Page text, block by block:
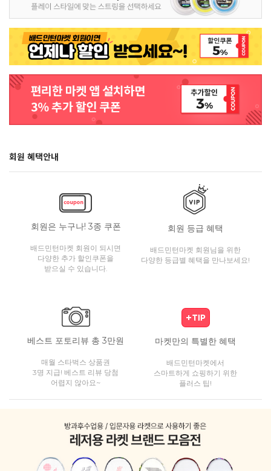
회원 혜택안내
회원은 누구나! 3종 쿠폰
배드민턴마켓 회원이 되시면
다양한 추가 할인쿠폰을
받으실 수 있습니다.
회원 등급 혜택
배드민턴마켓 회원님을 위한
다양한 등급별 혜택을 만나보세요!
베스트 포토리뷰 총 3만원
매월 스타벅스 상품권
3명 지급! 베스트 리뷰 당첨
어렵지 않아요~
마켓만의 특별한 혜택
배드민턴마켓에서
스마트하게 쇼핑하기 위한
플러스 팁!